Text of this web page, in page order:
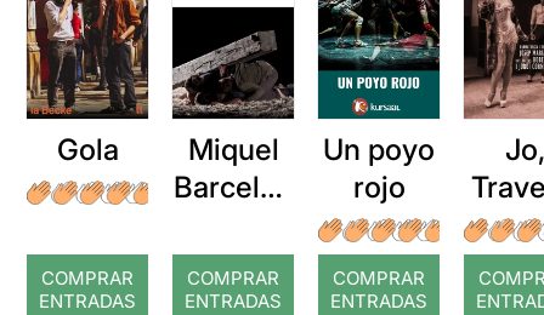
Gola
COMPRAR
ENTRADAS
Miquel
Barcelon
COMPRAR
ENTRADAS
Un poyo
rojo
COMPRAR
ENTRADAS
Jo,